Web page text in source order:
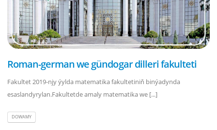
Roman-german we gündogar dilleri fakulteti
Fakultet 2019-njy ýylda matematika fakultetiniň binýadynda
esaslandyrylan.Fakultetde amaly matematika we [...]
DOWAMY